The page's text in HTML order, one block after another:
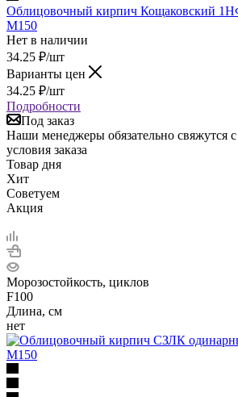
Облицовочный кирпич Кощаковский
М150
Нет в наличии
34.25 ₽/шт
Варианты цен
34.25 ₽/шт
Подробности
Под заказ
Наши менеджеры обязательно свяжутся
условия заказа
Товар дня
Хит
Советуем
Акция
Морозостойкость, циклов
F100
Длина, см
нет